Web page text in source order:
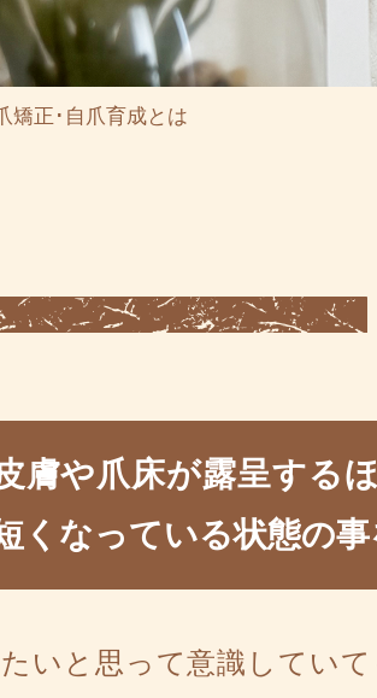
矯正･自爪育成とは
膚や爪床が露呈する
くなっている状態の
いと思って意識してい